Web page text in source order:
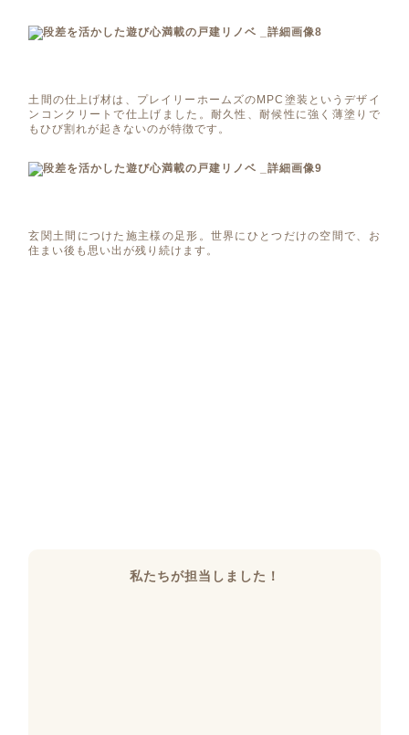
土間の仕上げ材は、プレイリーホームズのMPC塗装というデザイ
ンコンクリートで仕上げました。耐久性、耐候性に強く薄塗りで
もひび割れが起きないのが特徴です。
玄関土間につけた施主様の足形。世界にひとつだけの空間で、お
住まい後も思い出が残り続けます。
私たちが担当しました！